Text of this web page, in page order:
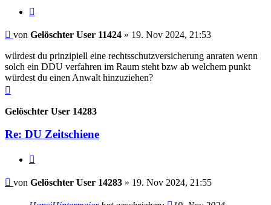
Beitrag
von Gelöschter User 11424 » 19. Nov 2024, 21:53
würdest du prinzipiell eine rechtsschutzversicherung anraten wenn
solch ein DDU verfahren im Raum steht bzw ab welchem punkt
würdest du einen Anwalt hinzuziehen?
Gelöschter User 14283
Re: DU Zeitschiene
Beitrag
von Gelöschter User 14283 » 19. Nov 2024, 21:55